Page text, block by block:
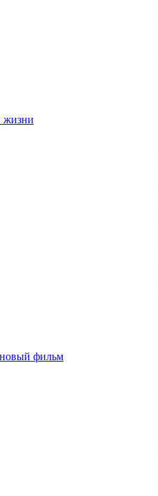
жизни
фильм